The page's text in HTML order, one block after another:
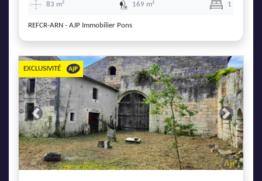
83 m² 169 m² 1
REFCR-ARN - AJP Immobilier Pons
Previous Next
EXCLUSIVITÉ